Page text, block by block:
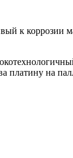
к коррозии
платину на